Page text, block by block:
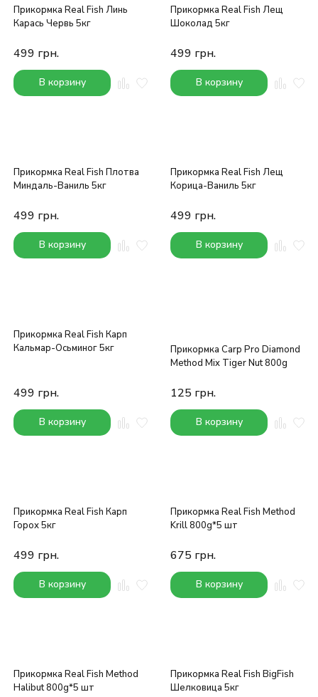
Прикормка Real Fish Линь
Карась Червь 5кг
499 грн.
В корзину
Прикормка Real Fish Лещ
Шоколад 5кг
499 грн.
В корзину
Прикормка Real Fish Плотва
Миндаль-Ваниль 5кг
499 грн.
В корзину
Прикормка Real Fish Лещ
Корица-Ваниль 5кг
499 грн.
В корзину
Прикормка Real Fish Карп
Кальмар-Осьминог 5кг
499 грн.
В корзину
Прикормка Carp Pro Diamond
Method Mix Tiger Nut 800g
125 грн.
В корзину
Прикормка Real Fish Карп
Горох 5кг
499 грн.
В корзину
Прикормка Real Fish Method
Krill 800g*5 шт
675 грн.
В корзину
Прикормка Real Fish Method
Halibut 800g*5 шт
Прикормка Real Fish BigFish
Шелковица 5кг